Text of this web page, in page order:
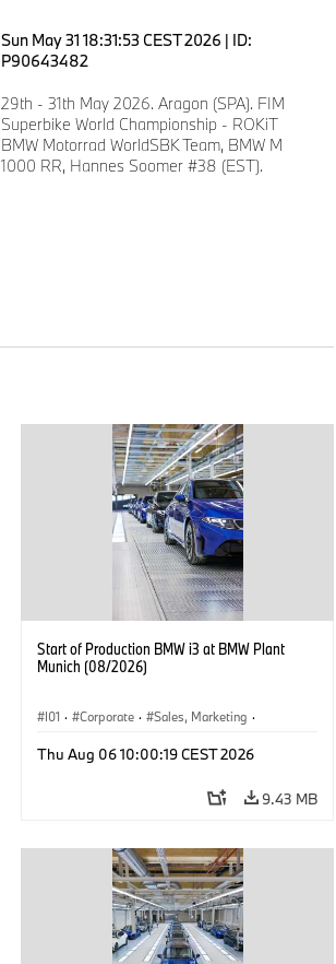
Sun May 31 18:31:53 CEST 2026 | ID:
P90643482
29th - 31th May 2026. Aragon (SPA). FIM
Superbike World Championship - ROKiT
BMW Motorrad WorldSBK Team, BMW M
1000 RR, Hannes Soomer #38 (EST).
Start of Production BMW i3 at BMW Plant
Munich (08/2026)
I01 · Corporate · Sales, Marketing ·
Thu Aug 06 10:00:19 CEST 2026
9.43 MB